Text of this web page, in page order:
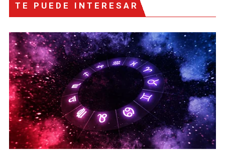
TE PUEDE INTERESAR